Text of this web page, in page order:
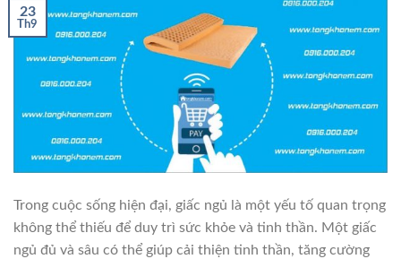
23
Th9
Trong cuộc sống hiện đại, giấc ngủ là một yếu tố quan trọng
không thể thiếu để duy trì sức khỏe và tinh thần. Một giấc
ngủ đủ và sâu có thể giúp cải thiện tinh thần, tăng cường